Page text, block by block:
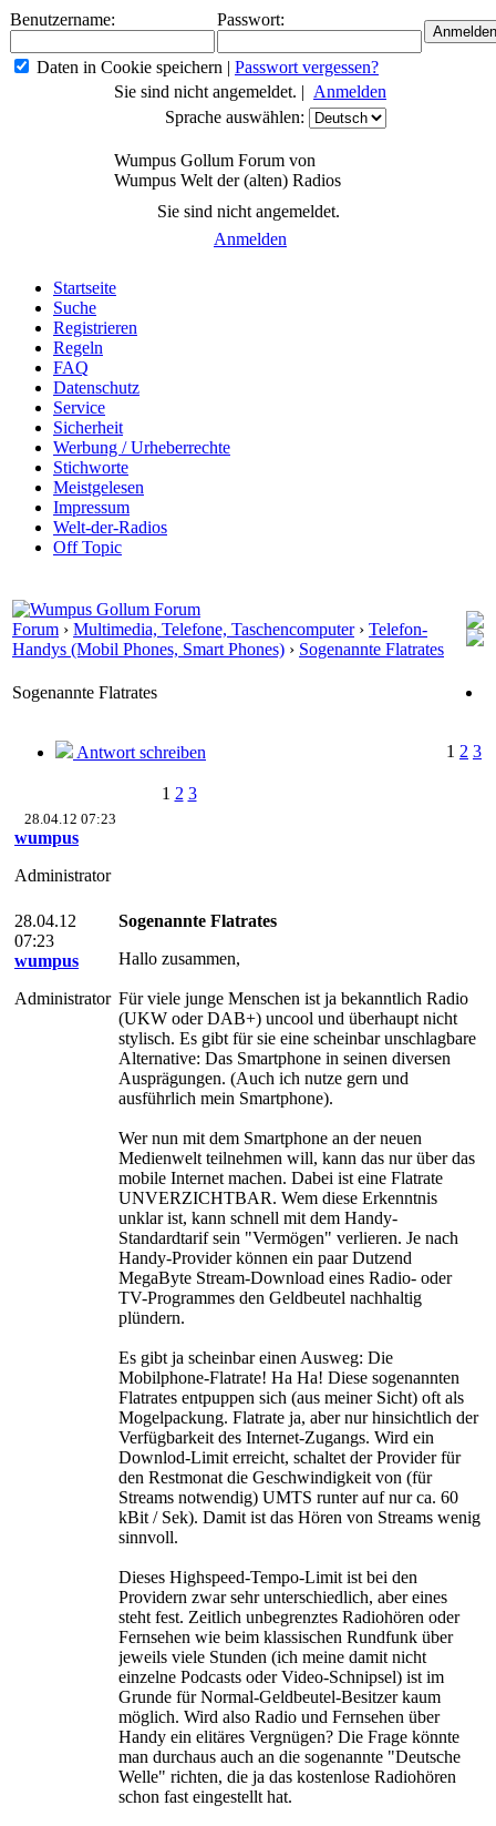
Benutzername: Passwort:
Daten in Cookie speichern | Passwort vergessen?
Sie sind nicht angemeldet. | Anmelden
Sprache auswählen:
Wumpus Gollum Forum von
Wumpus Welt der (alten) Radios
Sie sind nicht angemeldet.
Anmelden
Startseite
Suche
Registrieren
Regeln
FAQ
Datenschutz
Service
Sicherheit
Werbung / Urheberrechte
Stichworte
Meistgelesen
Impressum
Welt-der-Radios
Off Topic
Forum › Multimedia, Telefone, Taschencomputer› Telefon-
Handys (Mobil Phones, Smart Phones) › Sogenannte Flatrates
Sogenannte Flatrates
Antwort schreiben 1 2 3
1 2 3
28.04.12 07:23
wumpus
Administrator
28.04.12
07:23
wumpus
Administrator
Sogenannte Flatrates
Hallo zusammen,
Für viele junge Menschen ist ja bekanntlich Radio
(UKW oder DAB+) uncool und überhaupt nicht
stylisch. Es gibt für sie eine scheinbar unschlagbare
Alternative: Das Smartphone in seinen diversen
Ausprägungen. (Auch ich nutze gern und
ausführlich mein Smartphone).
Wer nun mit dem Smartphone an der neuen
Medienwelt teilnehmen will, kann das nur über das
mobile Internet machen. Dabei ist eine Flatrate
UNVERZICHTBAR. Wem diese Erkenntnis
unklar ist, kann schnell mit dem Handy-
Standardtarif sein "Vermögen" verlieren. Je nach
Handy-Provider können ein paar Dutzend
MegaByte Stream-Download eines Radio- oder
TV-Programmes den Geldbeutel nachhaltig
plündern.
Es gibt ja scheinbar einen Ausweg: Die
Mobilphone-Flatrate! Ha Ha! Diese sogenannten
Flatrates entpuppen sich (aus meiner Sicht) oft als
Mogelpackung. Flatrate ja, aber nur hinsichtlich der
Verfügbarkeit des Internet-Zugangs. Wird ein
Downlod-Limit erreicht, schaltet der Provider für
den Restmonat die Geschwindigkeit von (für
Streams notwendig) UMTS runter auf nur ca. 60
kBit / Sek). Damit ist das Hören von Streams wenig
sinnvoll.
Dieses Highspeed-Tempo-Limit ist bei den
Providern zwar sehr unterschiedlich, aber eines
steht fest. Zeitlich unbegrenztes Radiohören oder
Fernsehen wie beim klassischen Rundfunk über
jeweils viele Stunden (ich meine damit nicht
einzelne Podcasts oder Video-Schnipsel) ist im
Grunde für Normal-Geldbeutel-Besitzer kaum
möglich. Wird also Radio und Fernsehen über
Handy ein elitäres Vergnügen? Die Frage könnte
man durchaus auch an die sogenannte "Deutsche
Welle" richten, die ja das kostenlose Radiohören
schon fast eingestellt hat.